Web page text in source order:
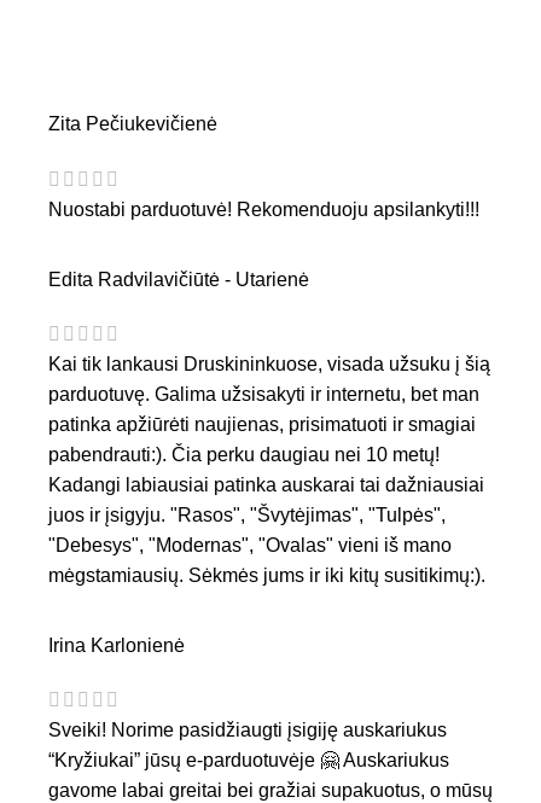
Zita Pečiukevičienė
Nuostabi parduotuvė! Rekomenduoju apsilankyti!!!
Edita Radvilavičiūtė - Utarienė
Kai tik lankausi Druskininkuose, visada užsuku į šią
parduotuvę. Galima užsisakyti ir internetu, bet man
patinka apžiūrėti naujienas, prisimatuoti ir smagiai
pabendrauti:). Čia perku daugiau nei 10 metų!
Kadangi labiausiai patinka auskarai tai dažniausiai
juos ir įsigyju. "Rasos", "Švytėjimas", "Tulpės",
"Debesys", "Modernas", "Ovalas" vieni iš mano
mėgstamiausių. Sėkmės jums ir iki kitų susitikimų:).
Irina Karlonienė
Sveiki! Norime pasidžiaugti įsigiję auskariukus
“Kryžiukai” jūsų e-parduotuvėje 🤗 Auskariukus
gavome labai greitai bei gražiai supakuotus, o mūsų